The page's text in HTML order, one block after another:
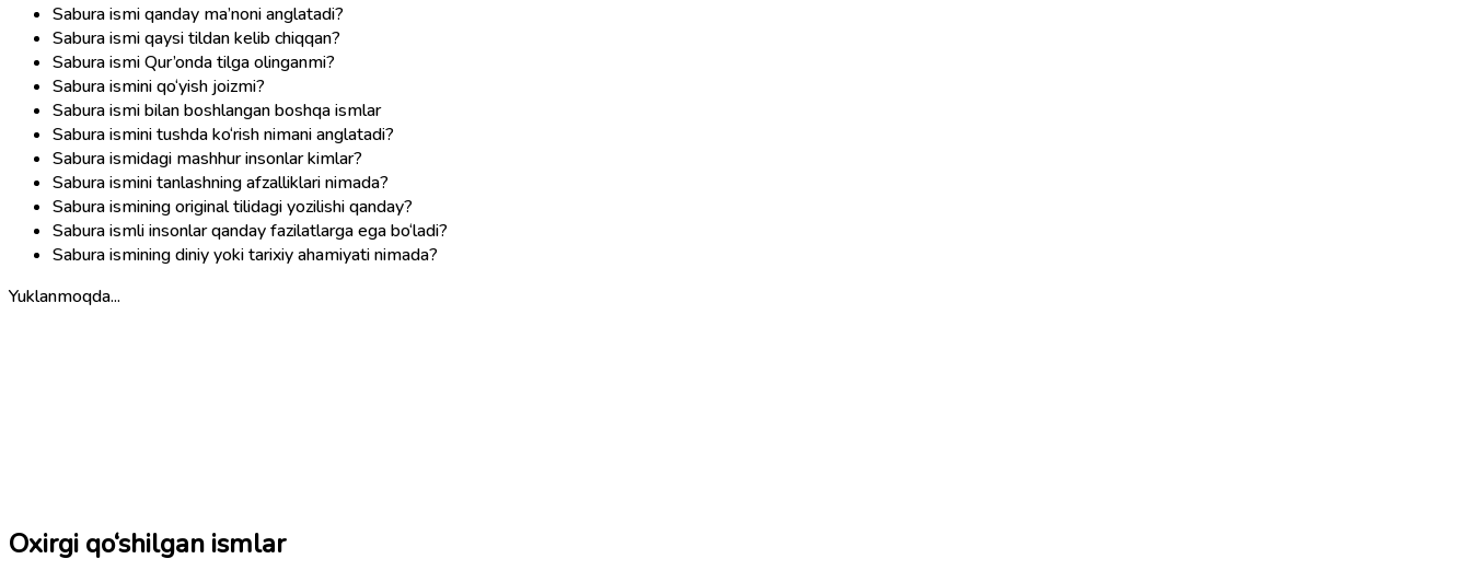
Sabura ismi qanday ma’noni anglatadi?
Sabura ismi qaysi tildan kelib chiqqan?
Sabura ismi Qur’onda tilga olinganmi?
Sabura ismini qo‘yish joizmi?
Sabura ismi bilan boshlangan boshqa ismlar
Sabura ismini tushda ko‘rish nimani anglatadi?
Sabura ismidagi mashhur insonlar kimlar?
Sabura ismini tanlashning afzalliklari nimada?
Sabura ismining original tilidagi yozilishi qanday?
Sabura ismli insonlar qanday fazilatlarga ega bo‘ladi?
Sabura ismining diniy yoki tarixiy ahamiyati nimada?
Yuklanmoqda...
Oxirgi qo‘shilgan ismlar